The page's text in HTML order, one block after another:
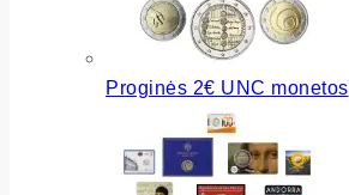
Proginės 2€ UNC monetos